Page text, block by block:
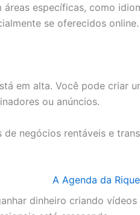
áreas específicas, como
se oferecidos online.
em alta. Você pode criar
ou anúncios.
de negócios rentáveis e
dinheiro criando